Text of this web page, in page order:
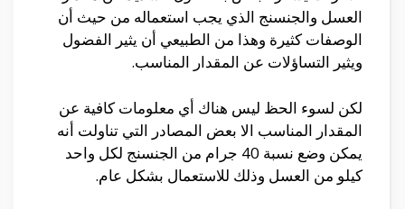
العسل والجنسنج الذي يجب استعماله من حيث أن
الوصفات كثيرة وهذا من الطبيعي أن يثير الفضول
ويثير التساؤلات عن المقدار المناسب.
لكن لسوء الحظ ليس هناك أي معلومات كافية عن
المقدار المناسب الا بعض المصادر التي تناولت أنه
يمكن وضع نسبة 40 جرام من الجنسنج لكل واحد
كيلو من العسل وذلك للاستعمال بشكل عام.